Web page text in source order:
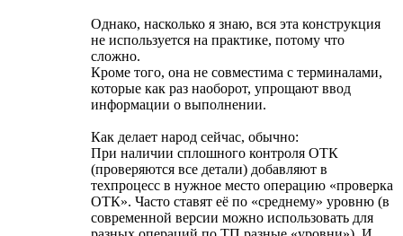
Однако, насколько я знаю, вся эта конструкция
не используется на практике, потому что
сложно.
Кроме того, она не совместима с терминалами,
которые как раз наоборот, упрощают ввод
информации о выполнении.
Как делает народ сейчас, обычно:
При наличии сплошного контроля ОТК
(проверяются все детали) добавляют в
техпроцесс в нужное место операцию «проверка
ОТК». Часто ставят её по «среднему» уровню (в
современной версии можно использовать для